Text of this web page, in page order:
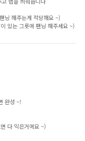
닝 해주는게 적당해요 ~)
있는 그릇에 팬닝 해주세요 ~)
완성 ~!
다 익은거에요 ~)